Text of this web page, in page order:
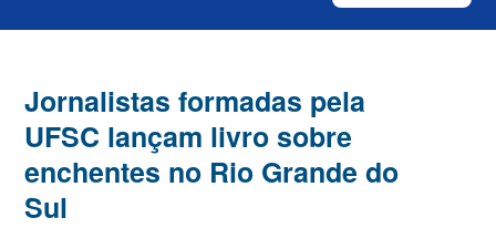
Jornalistas formadas pela
UFSC lançam livro sobre
enchentes no Rio Grande do
Sul